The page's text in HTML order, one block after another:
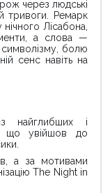
через людські
тривоги. Ремарк
Лісабона,
а слова —
болю
сенс навіть на
найглибших і
що увійшов до
а за мотивами
The Night in